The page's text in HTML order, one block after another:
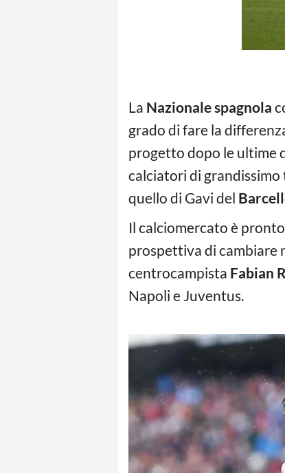
La Nazionale spagnola
grado di fare la
progetto dopo le ultime
calciatori di
quello di Gavi del
Il calciomercato è
prospettiva di cambiare
centrocampista Fabian
Napoli e Juventus.